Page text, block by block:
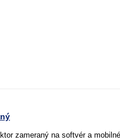
zameraný na softvér a